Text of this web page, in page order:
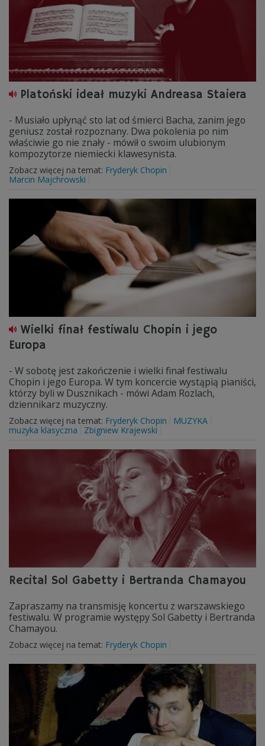
Platoński ideał muzyki Andreasa Staiera
- Musiało upłynąć sto lat od śmierci Bacha, zanim jego
geniusz został rozpoznany. Dwa pokolenia po nim
właściwie go nie znały - mówił o swoim ulubionym
kompozytorze niemiecki klawesynista.
Zobacz więcej na temat: Fryderyk Chopin
Marcin Majchrowski
Wielki finał festiwalu Chopin i jego
Europa
- W sobotę jest zakończenie i wielki finał festiwalu
Chopin i jego Europa. W tym koncercie wystąpią pianiści,
którzy byli w Dusznikach - mówi Adam Rozlach,
dziennikarz muzyczny.
Zobacz więcej na temat: Fryderyk Chopin
MUZYKA
muzyka klasyczna
Zbigniew Krajewski
Recital Sol Gabetty i Bertranda Chamayou
Zapraszamy na transmisję koncertu z warszawskiego
festiwalu. W programie występy Sol Gabetty i Bertranda
Chamayou.
Zobacz więcej na temat: Fryderyk Chopin